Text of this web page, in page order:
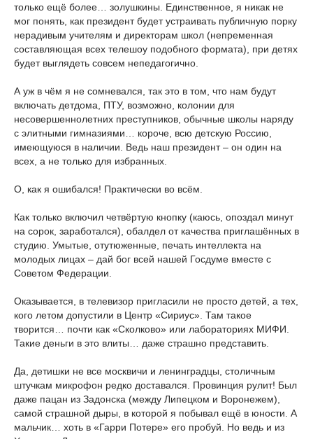
только ещё более… золушкины. Единственное, я никак не
мог понять, как президент будет устраивать публичную порку
нерадивым учителям и директорам школ (непременная
составляющая всех телешоу подобного формата), при детях
будет выглядеть совсем непедагогично.
А уж в чём я не сомневался, так это в том, что нам будут
включать детдома, ПТУ, возможно, колонии для
несовершеннолетних преступников, обычные школы наряду
с элитными гимназиями… короче, всю детскую Россию,
имеющуюся в наличии. Ведь наш президент – он один на
всех, а не только для избранных.
О, как я ошибался! Практически во всём.
Как только включил четвёртую кнопку (каюсь, опоздал минут
на сорок, заработался), обалдел от качества приглашённых в
студию. Умытые, отутюженные, печать интеллекта на
молодых лицах – дай бог всей нашей Госдуме вместе с
Советом Федерации.
Оказывается, в телевизор пригласили не просто детей, а тех,
кого летом допустили в Центр «Сириус». Там такое
творится… почти как «Сколково» или лабораториях МИФИ.
Такие деньги в это влиты… даже страшно представить.
Да, детишки не все москвичи и ленинградцы, столичным
штучкам микрофон редко доставался. Провинция рулит! Был
даже пацан из Задонска (между Липецком и Воронежем),
самой страшной дыры, в которой я побывал ещё в юности. А
мальчик… хоть в «Гарри Потере» его пробуй. Но ведь и из